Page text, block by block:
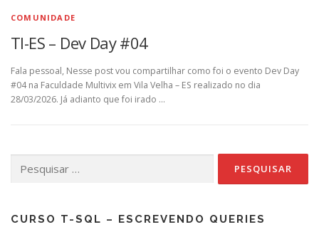
COMUNIDADE
TI-ES – Dev Day #04
Fala pessoal, Nesse post vou compartilhar como foi o evento Dev Day
#04 na Faculdade Multivix em Vila Velha – ES realizado no dia
28/03/2026. Já adianto que foi irado …
por:
CURSO T-SQL – ESCREVENDO QUERIES